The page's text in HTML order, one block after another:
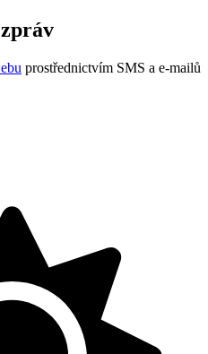
prostřednictvím SMS a e-mailů